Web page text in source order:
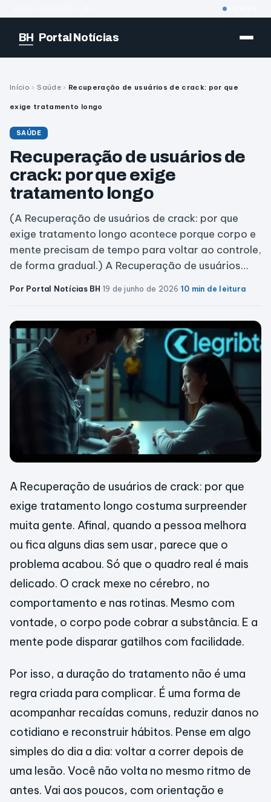
BH Portal Notícias
Início › Saúde › Recuperação de usuários de crack: por que
exige tratamento longo
SAÚDE
Recuperação de usuários de
crack: por que exige
tratamento longo
(A Recuperação de usuários de crack: por que
exige tratamento longo acontece porque corpo e
mente precisam de tempo para voltar ao controle,
de forma gradual.) A Recuperação de usuários…
Por Portal Notícias BH·19 de junho de 2026·10 min de leitura
A Recuperação de usuários de crack: por que
exige tratamento longo costuma surpreender
muita gente. Afinal, quando a pessoa melhora
ou fica alguns dias sem usar, parece que o
problema acabou. Só que o quadro real é mais
delicado. O crack mexe no cérebro, no
comportamento e nas rotinas. Mesmo com
vontade, o corpo pode cobrar a substância. E a
mente pode disparar gatilhos com facilidade.
Por isso, a duração do tratamento não é uma
regra criada para complicar. É uma forma de
acompanhar recaídas comuns, reduzir danos no
cotidiano e reconstruir hábitos. Pense em algo
simples do dia a dia: voltar a correr depois de
uma lesão. Você não volta no mesmo ritmo de
antes. Vai aos poucos, com orientação e